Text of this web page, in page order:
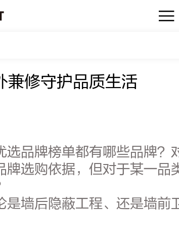
兼修守护品质生活
选品牌榜单都有哪些品牌？
选购依据，但对于某一品
是墙后隐蔽工程、还是墙